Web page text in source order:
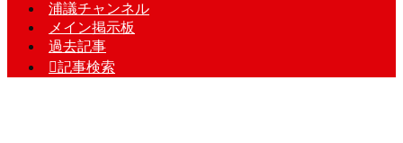
浦議チャンネル
メイン掲示板
過去記事
記事検索